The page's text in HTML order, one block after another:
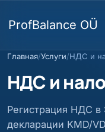
ProfBalance OÜ
Главная/Услуги/НДС и
НДС и
Регистрация НДС
декларации KMD/